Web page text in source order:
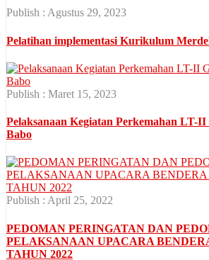
Publish : Agustus 29, 2023
Pelatihan implementasi Kurikulum
Publish : Maret 15, 2023
Pelaksanaan Kegiatan Perkemahan LT-
Babo
Publish : April 25, 2022
PEDOMAN PERINGATAN DAN
PELAKSANAAN UPACARA
TAHUN 2022